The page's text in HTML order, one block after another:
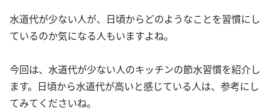
水道代が少ない人が、日頃からどのようなことを習慣にし
ているのか気になる人もいますよね。
今回は、水道代が少ない人のキッチンの節水習慣を紹介し
ます。日頃から水道代が高いと感じている人は、参考にし
てみてくださいね。